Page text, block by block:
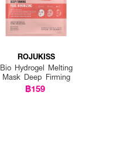
ROJUKISS
Bio Hydrogel Melting
Mask Deep Firming
฿159